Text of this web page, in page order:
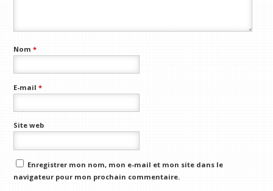
Nom*
E-mail*
Site web
Enregistrer mon nom, mon e-mail et mon site dans le
navigateur pour mon prochain commentaire.